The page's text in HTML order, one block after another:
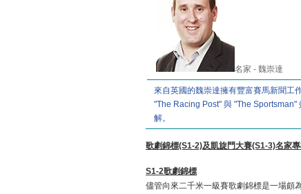
名家 - 魏崇達
來自英國的魏崇達擁有豐富賽馬新聞工
"The Racing Post" 與 "The Sportsman"
解。
歌劇錦標(S1-2)及凱旋門大賽(S1-3)名家
S1-2歌劇錦標
儘管向來二千米一級賽歌劇錦標是一場頗